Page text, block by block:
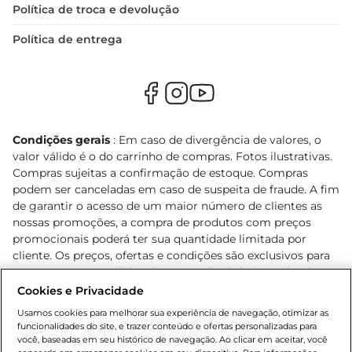
Política de troca e devolução
Política de entrega
Condições gerais : Em caso de divergência de valores, o
valor válido é o do carrinho de compras. Fotos ilustrativas.
Compras sujeitas a confirmação de estoque. Compras
podem ser canceladas em caso de suspeita de fraude. A fim
de garantir o acesso de um maior número de clientes as
nossas promoções, a compra de produtos com preços
promocionais poderá ter sua quantidade limitada por
cliente. Os preços, ofertas e condições são exclusivos para
o e-commerce e válidos durante o dia de hoje, podendo
sofrer alterações sem prévia notificação. Proibida a venda
Lei n.º 8069/90, art. 81, inciso II (Estatuto da Criança e do
Adolescente). Preços e condições exclusivos para o
Cookies e Privacidade
Usamos cookies para melhorar sua experiência de navegação, otimizar as
funcionalidades do site, e trazer conteúdo e ofertas personalizadas para
você, baseadas em seu histórico de navegação. Ao clicar em aceitar, você